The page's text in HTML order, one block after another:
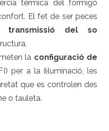
tèrmica del formigó
El fet de ser peces
transmissió del so
la configuració de
per a la il·luminació, les
que es controlen des
o tauleta.